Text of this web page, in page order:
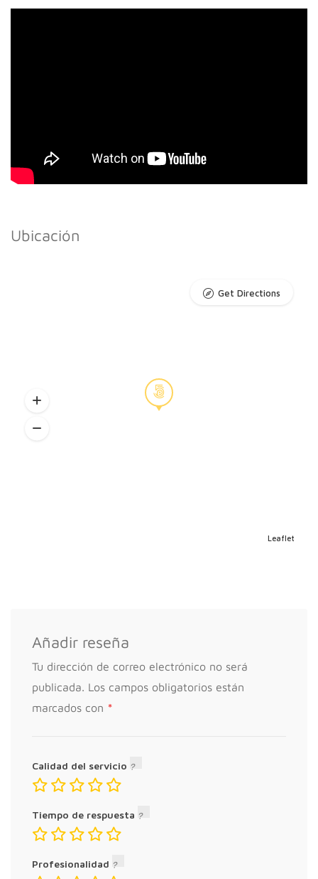
Ubicación
Leaflet
Get Directions
Añadir reseña
Tu dirección de correo electrónico no será
publicada.
Los campos obligatorios están
marcados con *
Calidad del servicio
Tiempo de respuesta
Profesionalidad